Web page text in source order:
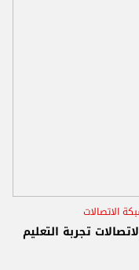
الاتصالات
تجربة التعليم